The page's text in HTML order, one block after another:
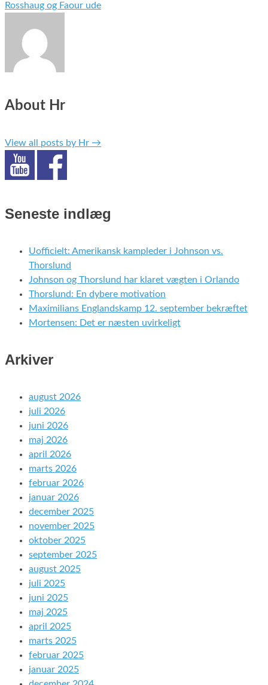
Rosshaug og Faour ude
About Hr
View all posts by Hr →
Seneste indlæg
Uofficielt: Amerikansk kampleder i Johnson vs.
Thorslund
Johnson og Thorslund har klaret vægten i Orlando
Thorslund: En dybere motivation
Maximilians Englandskamp 12. september bekræftet
Mortensen: Det er næsten uvirkeligt
Arkiver
august 2026
juli 2026
juni 2026
maj 2026
april 2026
marts 2026
februar 2026
januar 2026
december 2025
november 2025
oktober 2025
september 2025
august 2025
juli 2025
juni 2025
maj 2025
april 2025
marts 2025
februar 2025
januar 2025